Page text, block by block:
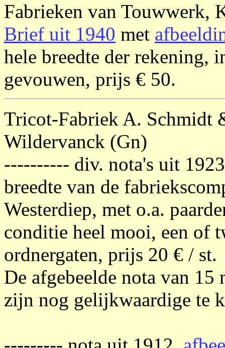
Fabrieken van Touwwerk,
Brief uit 1940 met
hele breedte der rekening,
gevouwen, prijs € 50.
Tricot-Fabriek A. Schmidt
Wildervanck (Gn)
---------- div. nota's uit
breedte van de
Westerdiep, met o.a.
conditie heel mooi, een of
ordnergaten, prijs 20 € / st.
De afgebeelde nota van
zijn nog gelijkwaardige te